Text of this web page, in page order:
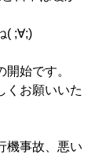
( ;∀;)
始です。
くお願いいた
機事故、悪い